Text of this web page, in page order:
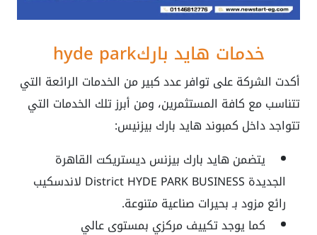
خدمات هايد باركhyde park
أكدت الشركة على توافر عدد كبير من الخدمات الرائعة التي
تتناسب مع كافة المستثمرين، ومن أبرز تلك الخدمات التي
تتواجد داخل كمبوند هايد بارك بيزنيس:
يتضمن هايد بارك بيزنس ديستريكت القاهرة
الجديدة
District HYDE PARK BUSINESS لاندسكيب
رائع مزود بـ بحيرات صناعية متنوعة.
كما يوجد تكييف مركزي بمستوى عالي